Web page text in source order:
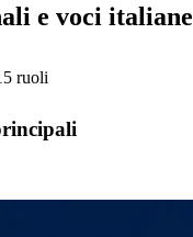
e voci italiane
ruoli